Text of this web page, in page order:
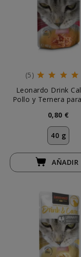
(5)
Leonardo Drink
Pollo y Ternera
0,80 €
40 g
AÑADIR